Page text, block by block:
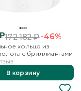
172 182₽-46%
кольцо из
с бриллиантами
В корзину